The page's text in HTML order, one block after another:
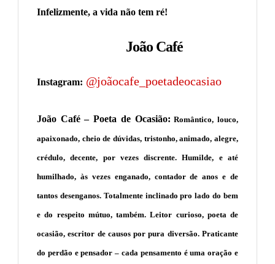
Infelizmente, a vida não tem ré!
João Café
Instagram: @joãocafe_poetadeocasiao
João Café – Poeta de Ocasião: Romântico, louco,
apaixonado, cheio de dúvidas, tristonho, animado, alegre,
crédulo, decente, por vezes discrente. Humilde, e até
humilhado, às vezes enganado, contador de anos e de
tantos desenganos. Totalmente inclinado pro lado do bem
e do respeito mútuo, também. Leitor curioso, poeta de
ocasião, escritor de causos por pura diversão. Praticante
do perdão e pensador – cada pensamento é uma oração e